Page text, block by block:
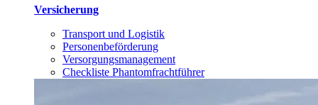
Versicherung
Transport und Logistik
Personenbeförderung
Versorgungsmanagement
Checkliste Phantomfrachtführer